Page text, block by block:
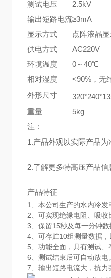
测试电压
2.5kV
输出短路电流≥3mA
显示方式
点阵液晶
供电方式
AC220V
环境温度
0～40℃
相对湿度
<90%，无
外形尺寸
重量
5kg
注：
1.产品外观以实际产品
2.了解更多特高压产品信
产品特征
1、本公司生产的水内冷发
2、可实现绝缘电阻、吸收
3、保留15秒及每一分钟数
4、可存贮10组测量数据
5、功能全面，具有测试、
6、测试结束后可自动放电。
7、输出短路电流大，抗力